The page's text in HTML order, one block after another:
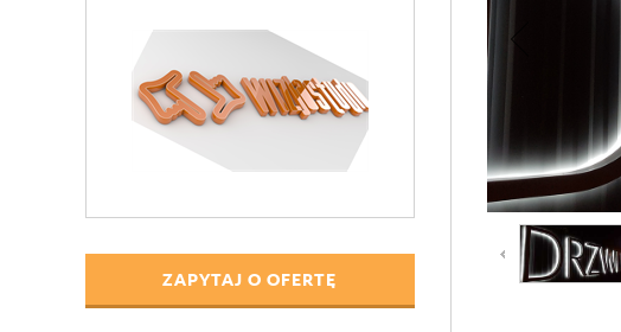
ZAPYTAJ O OFERTĘ